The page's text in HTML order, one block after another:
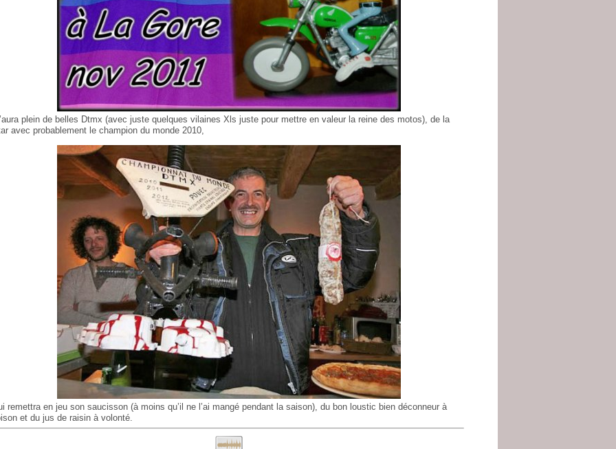
plein de belles Dtmx (avec juste quelques vilaines Xls juste pour mettre en valeur la reine des motos), de la
avec probablement le champion du monde 2010,
remettra en jeu son saucisson (à moins qu’il ne l’ai mangé pendant la saison), du bon loustic bien déconneur à
et du jus de raisin à volonté.